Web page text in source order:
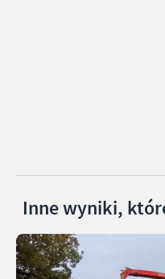
Inne wyniki,